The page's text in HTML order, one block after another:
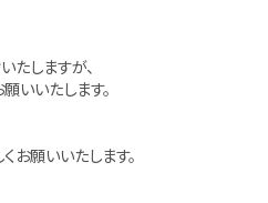
しますが、
いいたします。
お願いいたします。